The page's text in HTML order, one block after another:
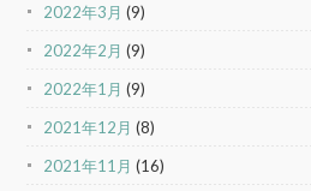
2022年3月 (9)
2022年2月 (9)
2022年1月 (9)
2021年12月 (8)
2021年11月 (16)